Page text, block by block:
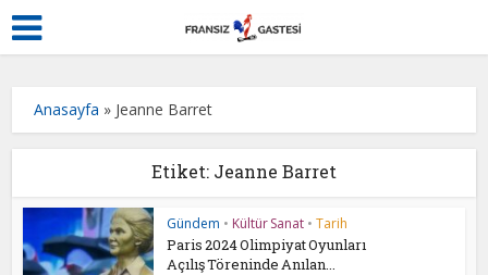
Anasayfa » Jeanne Barret
Etiket: Jeanne Barret
Gündem • Kültür Sanat • Tarih
Paris 2024 Olimpiyat Oyunları
Açılış Töreninde Anılan...